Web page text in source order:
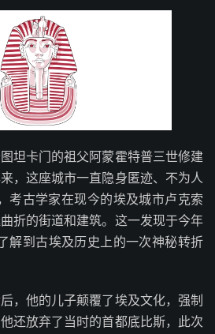
坦卡门的祖父阿蒙霍特普三世修建
，这座城市一直隐身匿迹、不为人
考古学家在现今的埃及城市卢克索
折的街道和建筑。这一发现于今年
解到古埃及历史上的一次神秘转折
，他的儿子颠覆了埃及文化，强制
还放弃了当时的首都底比斯，此次